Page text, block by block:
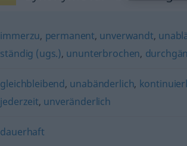
immerzu, permanent, unverwandt,
ständig (ugs.), ununterbrochen,
gleichbleibend, unabänderlich,
jederzeit, unveränderlich
dauerhaft